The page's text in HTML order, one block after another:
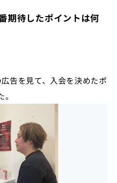
期待したポイントは何
告を見て、入会を決めたポ